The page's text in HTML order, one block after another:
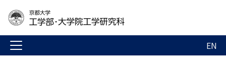
EN